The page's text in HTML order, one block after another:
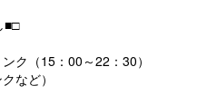
■□
ク（15：00～22：30）
など）